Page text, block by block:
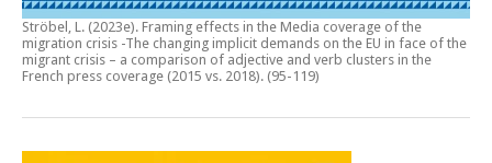
Ströbel, L. (2023e). Framing effects in the Media coverage of the
migration crisis -The changing implicit demands on the EU in face of the
migrant crisis – a comparison of adjective and verb clusters in the
French press coverage (2015 vs. 2018). (95-119)